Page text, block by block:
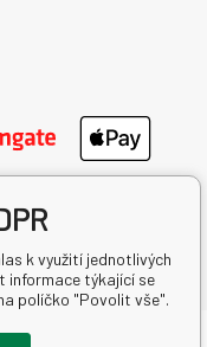
k využití jednotlivých
informace týkající se
políčko "Povolit vše".